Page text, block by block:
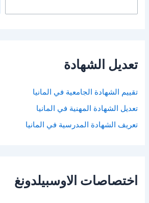
تعديل الشهادة
تقييم الشهادة الجامعية في المانيا
تعديل الشهادة المهنية في المانيا
تعريف الشهادة المدرسية في المانيا
اختصاصات الاوسبيلدونغ